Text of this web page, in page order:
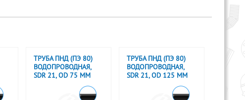
ТРУБА ПНД (ПЭ 80)
ВОДОПРОВОДНАЯ,
SDR 21, OD 75 ММ
ТРУБА ПНД (ПЭ 80)
ВОДОПРОВОДНАЯ,
SDR 21, OD 125 ММ